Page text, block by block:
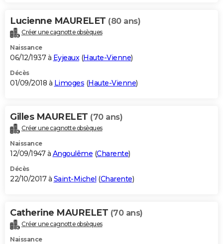
Lucienne MAURELET (80 ans)
Créer une cagnotte obsèques
Naissance
06/12/1937 à Eyjeaux(Haute-Vienne)
Décès
01/09/2018 à Limoges (Haute-Vienne)
Gilles MAURELET (70 ans)
Créer une cagnotte obsèques
Naissance
12/09/1947 à Angoulême (Charente)
Décès
22/10/2017 à Saint-Michel (Charente)
Catherine MAURELET (70 ans)
Créer une cagnotte obsèques
Naissance